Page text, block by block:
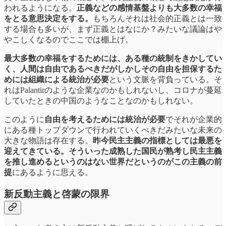
われるようになる。 正義などの感情基盤よりも大多数の幸福
をとる意思決定をする。
もちろんそれは社会的正義とは一致
する場合も多いが、まず正義とはなにか？みたいな議論はや
やこしくなるのでここでは棚上げ。
最大多数の幸福をするためには、ある種の統制をきかしてい
く、人間は自由であるべきだがしかしその自由を担保するた
めには組織による統治が必要という文脈を背負っている。そ
れはPalantirのような企業なのかもしれないし、コロナが蔓延
していたときの中国のようなことなのかもしれない。
このように 自由を考えるためには統治が必要でそれが企業的
にある種トップダウンで行われていくべきだみたいな未来の
大きな物語は存在する。
昨今民主主義の指標としては最悪を
迎えてきている。そういった成熟した国民が熟考し民主主義
を推し進めるというのはない世界だというのがこの主義の前
提にあるように思える。
新反動主義と啓蒙の限界